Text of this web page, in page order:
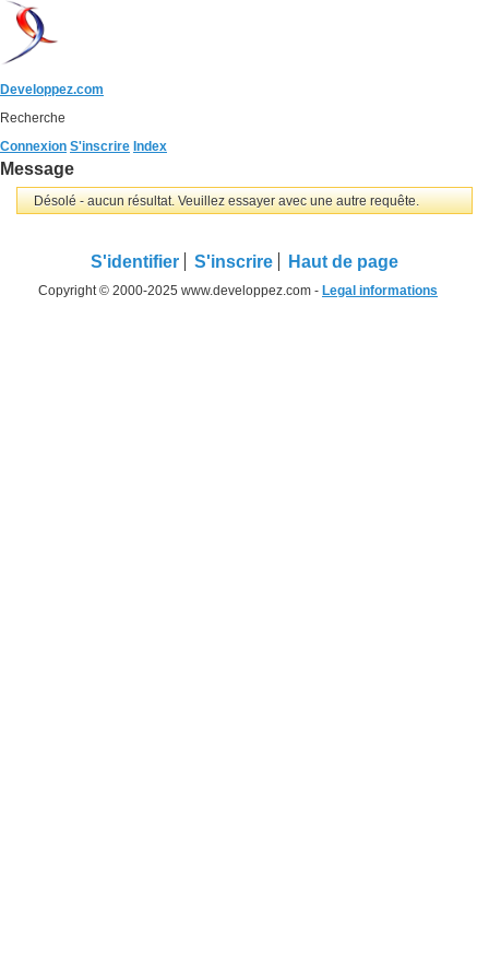
Developpez.com
Recherche
Connexion S'inscrire Index
Message
Désolé - aucun résultat. Veuillez essayer avec une autre requête.
S'identifier S'inscrire Haut de page
Copyright © 2000-2025 www.developpez.com - Legal informations